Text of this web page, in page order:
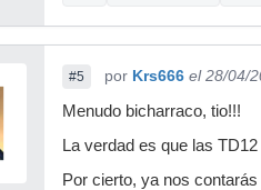
#5 por Krs666 el 28/04/
Menudo bicharraco, tio!!!
La verdad es que las
Por cierto, ya nos